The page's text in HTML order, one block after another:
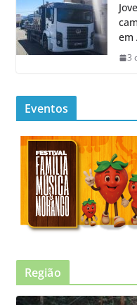
em
3
Eventos
Região